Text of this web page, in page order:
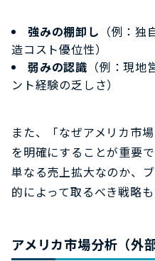
強みの棚卸し （例：
造コスト優位性）
弱みの認識 （例：現
ント経験の乏しさ）
また、「なぜアメリカ市
を明確にすることが重要で
単なる売上拡大なのか、
的によって取るべき戦略も
アメリカ市場分析（外